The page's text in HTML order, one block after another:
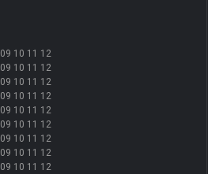
09 10 11 12
09 10 11 12
09 10 11 12
09 10 11 12
09 10 11 12
09 10 11 12
09 10 11 12
09 10 11 12
09 10 11 12